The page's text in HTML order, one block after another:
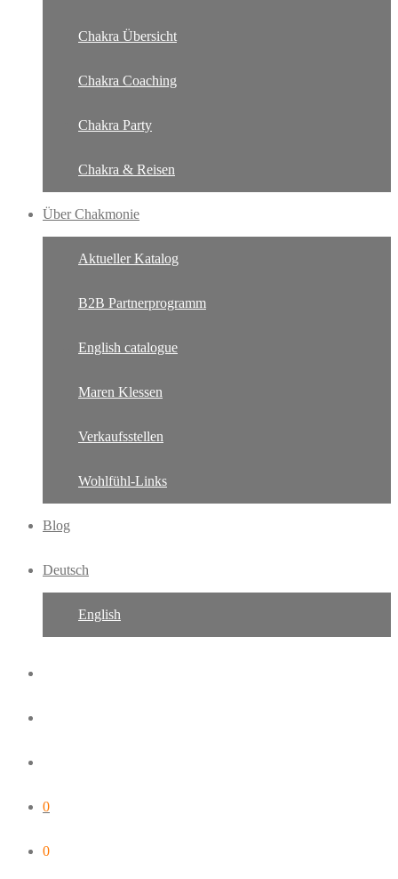
Chakra Übersicht
Chakra Coaching
Chakra Party
Chakra & Reisen
Über Chakmonie
Aktueller Katalog
B2B Partnerprogramm
English catalogue
Maren Klessen
Verkaufsstellen
Wohlfühl-Links
Blog
Deutsch
English
0
0